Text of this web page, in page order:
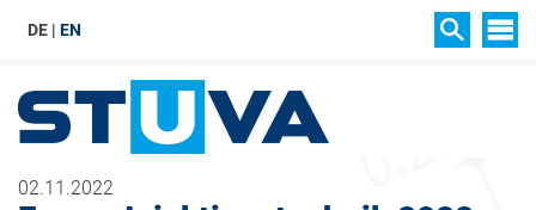
DE EN
02.11.2022